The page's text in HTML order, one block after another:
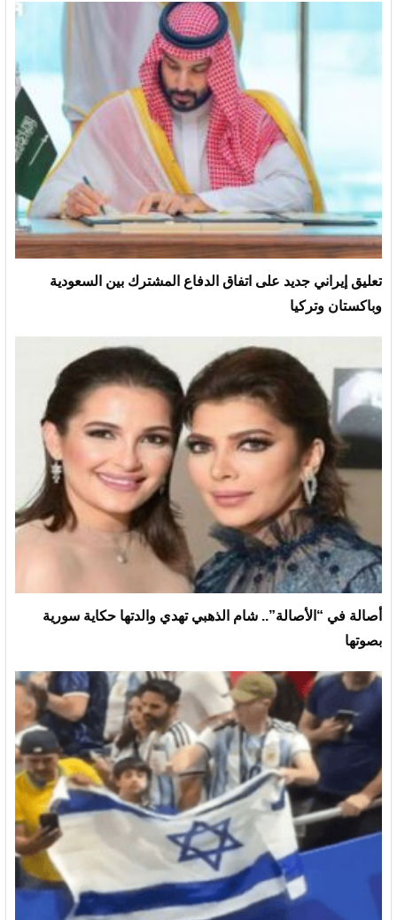
تعليق إيراني جديد على اتفاق الدفاع المشترك بين السعودية
وباكستان وتركيا
أصالة في “الأصالة”.. شام الذهبي تهدي والدتها حكاية سورية
بصوتها